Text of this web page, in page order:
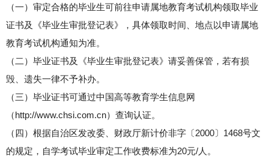
（一）审定合格的毕业生可前往申请属地教育考试机构领取毕业
证书及《毕业生审批登记表》，具体领取时间、地点以申请属地
教育考试机构通知为准。
（二）毕业证书及《毕业生审批登记表》请妥善保管，若有损
毁、遗失一律不予补办。
（三）毕业证书可通过中国高等教育学生信息网
（http://www.chsi.com.cn）查询认证。
（四）根据自治区发改委、财政厅新计价非字〔2000〕1468号文
的规定，自学考试毕业审定工作收费标准为20元/人。